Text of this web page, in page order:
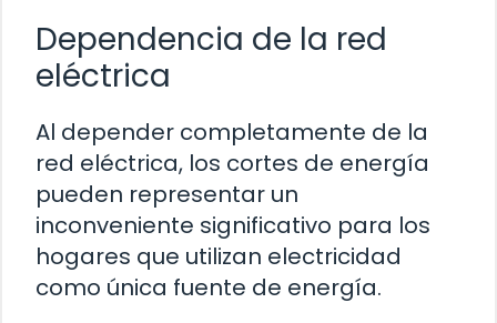
Dependencia de la red
eléctrica
Al depender completamente de la
red eléctrica, los cortes de energía
pueden representar un
inconveniente significativo para los
hogares que utilizan electricidad
como única fuente de energía.